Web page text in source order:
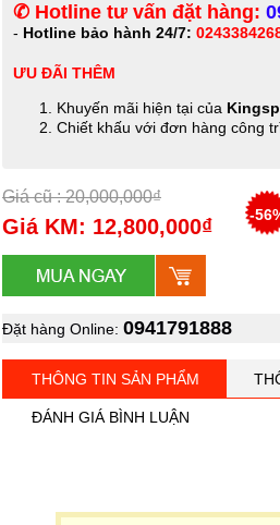
✆ Hotline tư vấn đặt hàng:
- Hotline bảo hành 24/7:
ƯU ĐÃI THÊM
Khuyến mãi hiện tại của
Chiết khấu với đơn hàng công
Giá cũ : 20,000,000₫
Giá KM: 12,800,000₫ -
Đặt hàng Online: 0941791888
THÔNG TIN SẢN PHẨM
ĐÁNH GIÁ BÌNH LUẬN